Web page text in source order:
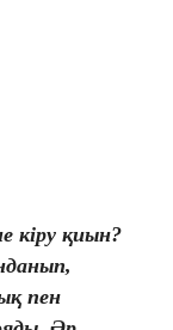
кіру қиын?
пен